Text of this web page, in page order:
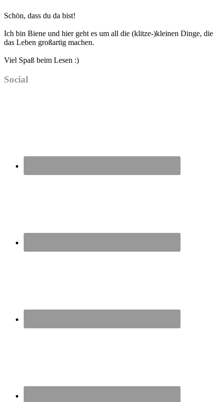
Sidebar
Schön, dass du da bist!
Ich bin Biene und hier geht es um all die (klitze-)kleinen Dinge, die
das Leben großartig machen.
Viel Spaß beim Lesen :)
Social